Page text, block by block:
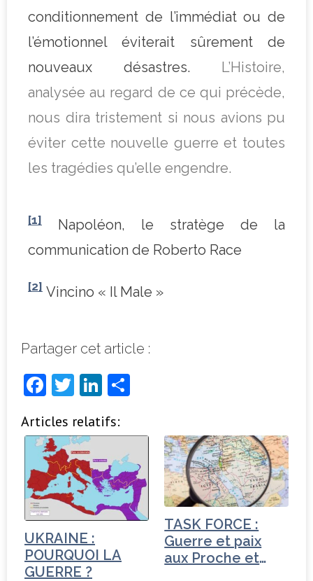
conditionnement de l’immédiat ou de
l’émotionnel éviterait sûrement de
nouveaux désastres. L’Histoire,
analysée au regard de ce qui précède,
nous dira tristement si nous avions pu
éviter cette nouvelle guerre et toutes
les tragédies qu’elle engendre.
[1]
Napoléon, le stratège de la
communication de Roberto Race
[2] Vincino « Il Male »
Partager cet article :
F
c
e
b
o
o
k
T
it
t
e
r
Li
k
e
dI
n
ta
e
r
Articles relatifs:
UKRAINE :
POURQUOI LA
GUERRE ?
TASK FORCE :
Guerre et paix
aux Proche et